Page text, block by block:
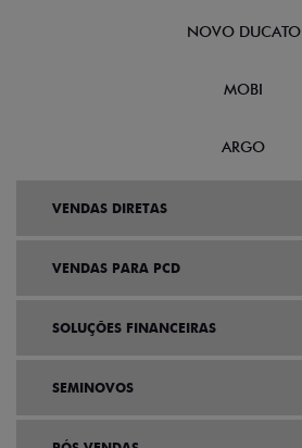
NOVO DUCATO
MOBI
ARGO
VENDAS DIRETAS
VENDAS PARA PCD
SOLUÇÕES FINANCEIRAS
SEMINOVOS